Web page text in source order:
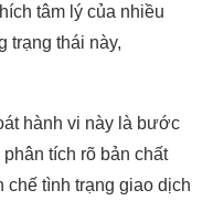
tâm lý của nhiều
trạng thái này,
hành vi này là bước
tích rõ bản chất
tình trạng giao dịch